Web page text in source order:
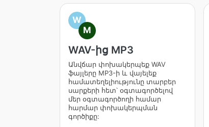
W
M
WAV-ից MP3
Անվճար փոխակերպեք WAV
ֆայլերը MP3-ի և վայելեք
համատեղելիությունը տարբեր
սարքերի հետ՝ օգտագործելով
մեր օգտագործողի համար
հարմար փոխակերպման
գործիքը: